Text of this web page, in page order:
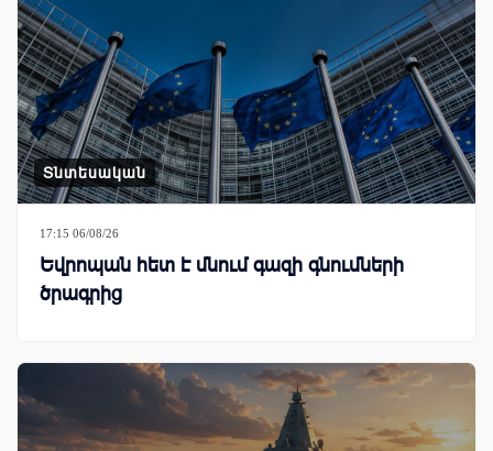
Տնտեսական
17:15 06/08/26
Եվրոպան հետ է մնում գազի գնումների
ծրագրից